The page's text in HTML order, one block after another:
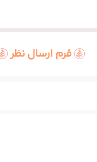
فرم ارسال نظر